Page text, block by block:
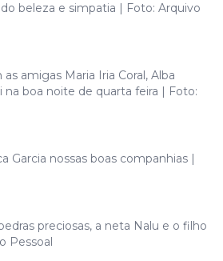
beleza e simpatia | Foto: Arquivo
amigas Maria Iria Coral, Alba
na boa noite de quarta feira | Foto:
Garcia nossas boas companhias |
preciosas, a neta Nalu e o filho
Pessoal